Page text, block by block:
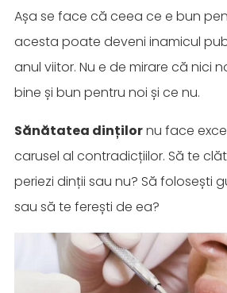
Așa se face că ceea ce e bun
acesta poate deveni inamicul
anul viitor. Nu e de mirare că nici
bine și bun pentru noi și ce nu.
Sănătatea dințilornu face
carusel al contradicțiilor. Să te
periezi dinții sau nu? Să folosești
sau să te ferești de ea?